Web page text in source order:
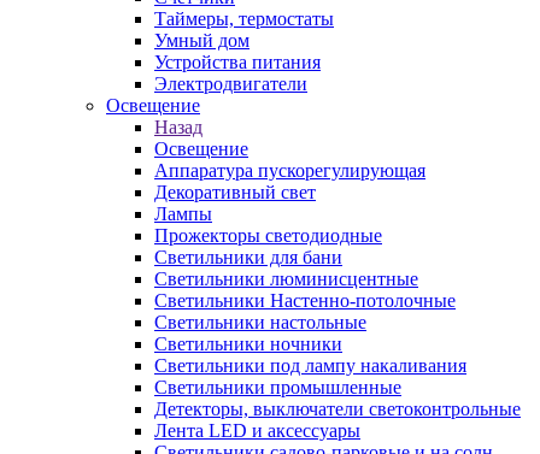
Таймеры, термостаты
Умный дом
Устройства питания
Электродвигатели
Освещение
Назад
Освещение
Аппаратура пускорегулирующая
Декоративный свет
Лампы
Прожекторы светодиодные
Светильники для бани
Светильники люминисцентные
Светильники Настенно-потолочные
Светильники настольные
Светильники ночники
Светильники под лампу накаливания
Светильники промышленные
Детекторы, выключатели светоконтрольные
Лента LED и аксессуары